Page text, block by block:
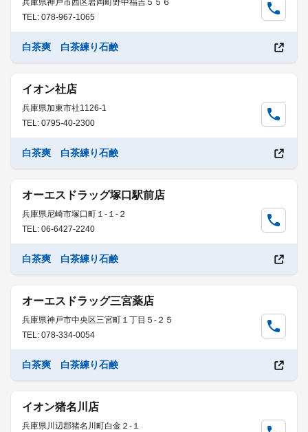
兵庫県神戸市西区岩岡町野中福吉５５６
TEL: 078-967-1065
白茶爽 白茶練り石鹸
イオン社店
兵庫県加東市社1126-1
TEL: 0795-40-2300
白茶爽 白茶練り石鹸
オーエスドラッグ塚口駅前店
兵庫県尼崎市塚口町１-１-２
TEL: 06-6427-2240
白茶爽 白茶練り石鹸
オーエスドラッグ三宮薬店
兵庫県神戸市中央区三宮町１丁目５-２５
TEL: 078-334-0054
白茶爽 白茶練り石鹸
イオン猪名川店
兵庫県川辺郡猪名川町白金２-１